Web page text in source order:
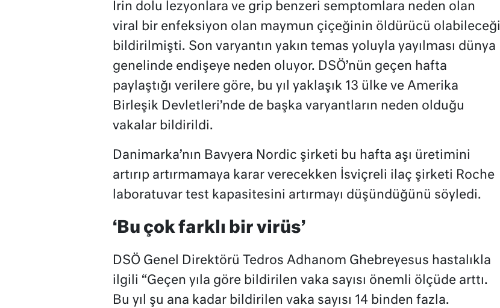
İrin dolu lezyonlara ve grip benzeri semptomlara neden olan
viral bir enfeksiyon olan maymun çiçeğinin öldürücü olabileceği
bildirilmişti. Son varyantın yakın temas yoluyla yayılması dünya
genelinde endişeye neden oluyor. DSÖ’nün geçen hafta
paylaştığı verilere göre, bu yıl yaklaşık 13 ülke ve Amerika
Birleşik Devletleri’nde de başka varyantların neden olduğu
vakalar bildirildi.
Danimarka’nın Bavyera Nordic şirketi bu hafta aşı üretimini
artırıp artırmamaya karar verecekken İsviçreli ilaç şirketi Roche
laboratuvar test kapasitesini artırmayı düşündüğünü söyledi.
‘Bu çok farklı bir virüs’
DSÖ Genel Direktörü Tedros Adhanom Ghebreyesus hastalıkla
ilgili “Geçen yıla göre bildirilen vaka sayısı önemli ölçüde arttı.
Bu yıl şu ana kadar bildirilen vaka sayısı 14 binden fazla.